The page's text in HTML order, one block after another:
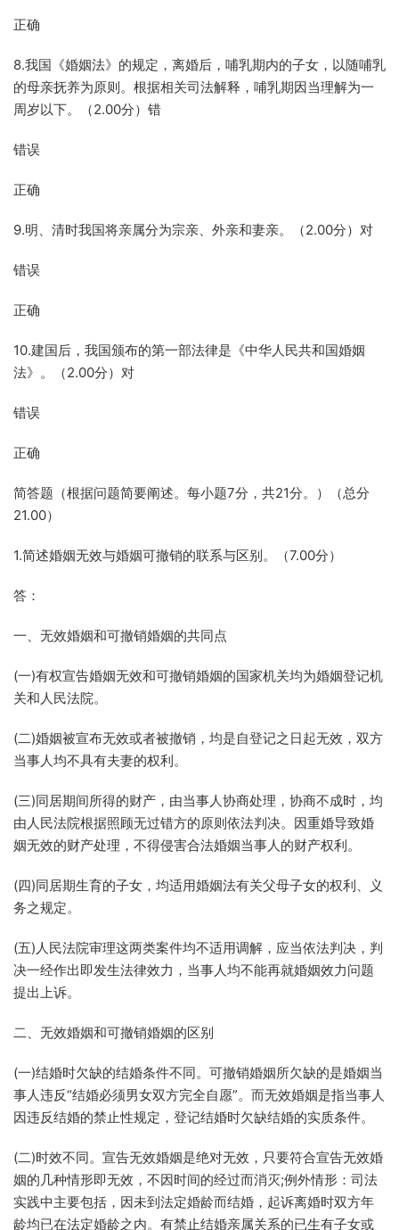
正确
8.我国《婚姻法》的规定，离婚后，哺乳期内的子女，以随哺乳
的母亲抚养为原则。根据相关司法解释，哺乳期因当理解为一
周岁以下。（2.00分）错
错误
正确
9.明、清时我国将亲属分为宗亲、外亲和妻亲。（2.00分）对
错误
正确
10.建国后，我国颁布的第一部法律是《中华人民共和国婚姻
法》。（2.00分）对
错误
正确
简答题（根据问题简要阐述。每小题7分，共21分。）（总分
21.00）
1.简述婚姻无效与婚姻可撤销的联系与区别。（7.00分）
答：
一、无效婚姻和可撤销婚姻的共同点
(一)有权宣告婚姻无效和可撤销婚姻的国家机关均为婚姻登记机
关和人民法院。
(二)婚姻被宣布无效或者被撤销，均是自登记之日起无效，双方
当事人均不具有夫妻的权利。
(三)同居期间所得的财产，由当事人协商处理，协商不成时，均
由人民法院根据照顾无过错方的原则依法判决。因重婚导致婚
姻无效的财产处理，不得侵害合法婚姻当事人的财产权利。
(四)同居期生育的子女，均适用婚姻法有关父母子女的权利、义
务之规定。
(五)人民法院审理这两类案件均不适用调解，应当依法判决，判
决一经作出即发生法律效力，当事人均不能再就婚姻效力问题
提出上诉。
二、无效婚姻和可撤销婚姻的区别
(一)结婚时欠缺的结婚条件不同。可撤销婚姻所欠缺的是婚姻当
事人违反“结婚必须男女双方完全自愿”。而无效婚姻是指当事人
因违反结婚的禁止性规定，登记结婚时欠缺结婚的实质条件。
(二)时效不同。宣告无效婚姻是绝对无效，只要符合宣告无效婚
姻的几种情形即无效，不因时间的经过而消灭;例外情形：司法
实践中主要包括，因未到法定婚龄而结婚，起诉离婚时双方年
龄均已在法定婚龄之内。有禁止结婚亲属关系的已生有子女或